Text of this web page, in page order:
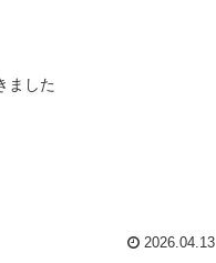
ました
2026.04.13